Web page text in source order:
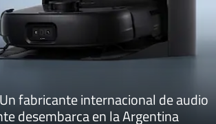
Un fabricante internacional de audio
desembarca en la Argentina